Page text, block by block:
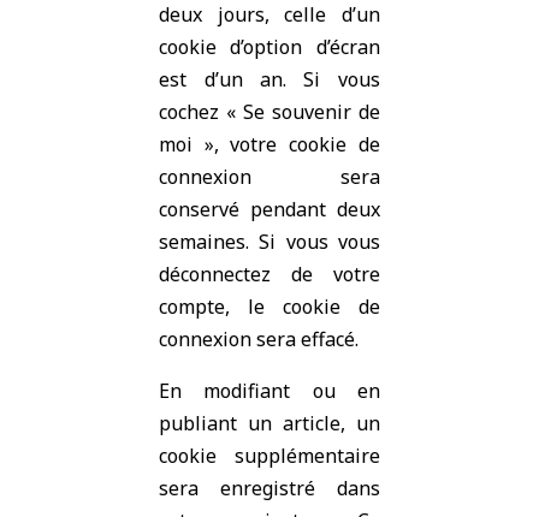
deux jours, celle d’un
cookie d’option d’écran
est d’un an. Si vous
cochez « Se souvenir de
moi », votre cookie de
connexion sera
conservé pendant deux
semaines. Si vous vous
déconnectez de votre
compte, le cookie de
connexion sera effacé.
En modifiant ou en
publiant un article, un
cookie supplémentaire
sera enregistré dans